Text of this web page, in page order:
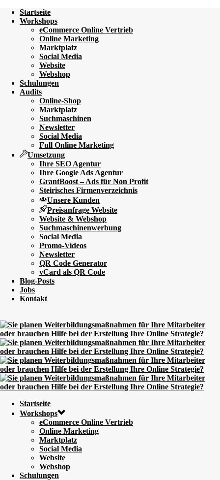
Startseite
Workshops
eCommerce Online Vertrieb
Online Marketing
Marktplatz
Social Media
Website
Webshop
Schulungen
Audits
Online-Shop
Marktplatz
Suchmaschinen
Newsletter
Social Media
Full Online Marketing
Umsetzung
Ihre SEO Agentur
Ihre Google Ads Agentur
GrantBoost – Ads für Non Profit
Steirisches Firmenverzeichnis
Unsere Kunden
Preisanfrage Website
Website & Webshop
Suchmaschinenwerbung
Social Media
Promo-Videos
Newsletter
QR Code Generator
vCard als QR Code
Blog-Posts
Jobs
Kontakt
Startseite
Workshops
eCommerce Online Vertrieb
Online Marketing
Marktplatz
Social Media
Website
Webshop
Schulungen